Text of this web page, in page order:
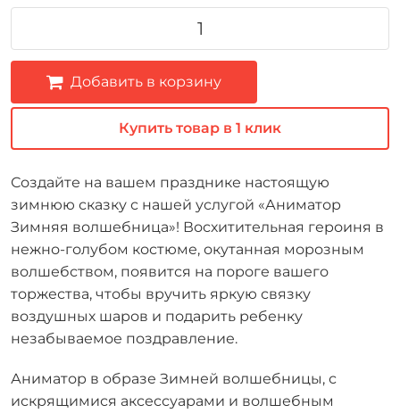
Добавить в корзину
Купить товар в 1 клик
Создайте на вашем празднике настоящую
зимнюю сказку с нашей услугой «Аниматор
Зимняя волшебница»! Восхитительная героиня в
нежно-голубом костюме, окутанная морозным
волшебством, появится на пороге вашего
торжества, чтобы вручить яркую связку
воздушных шаров и подарить ребенку
незабываемое поздравление.
Аниматор в образе Зимней волшебницы, с
искрящимися аксессуарами и волшебным